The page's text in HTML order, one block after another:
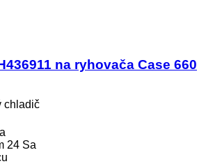
na ryhovača Case 660
chladič
24 Sa